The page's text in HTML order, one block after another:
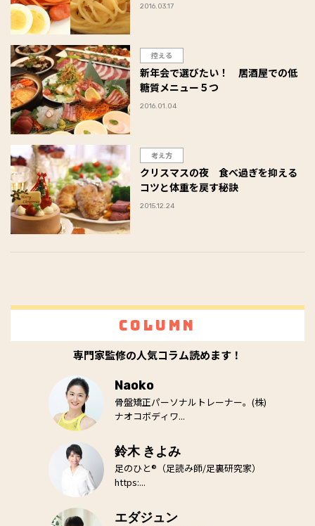
2016.03.17
控える
新年会で選びたい！ 居酒屋での低
糖質メニュー５つ
2016.01.04
考え方
クリスマスの夜 食べ過ぎを抑える
コツと体重を戻す秘訣
2015.12.24
Column
専門家監修の人気コラム読めます！
Naoko
骨盤矯正パーソナルトレーナー。(株)
ナオコボディワ...
鈴木 きよみ
足のひと®（足読み師/足裏研究家）
https:...
エダジュン